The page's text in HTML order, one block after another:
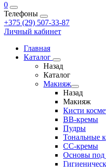
0
Телефоны
+375 (29) 507-33-87
Личный кабинет
Главная
Каталог
Назад
Каталог
Макияж
Назад
Макияж
Кисти
BB-кремы
Пудры
Тональные
CC-кремы
Основы под